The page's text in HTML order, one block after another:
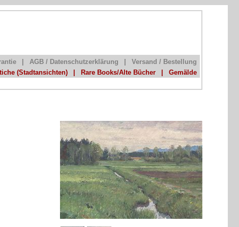
AGB / Datenschutzerklärung
Versand / Bestellung
(Stadtansichten) Rare Books/Alte Bücher Gemälde